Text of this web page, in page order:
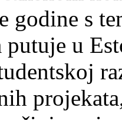
godine s
u